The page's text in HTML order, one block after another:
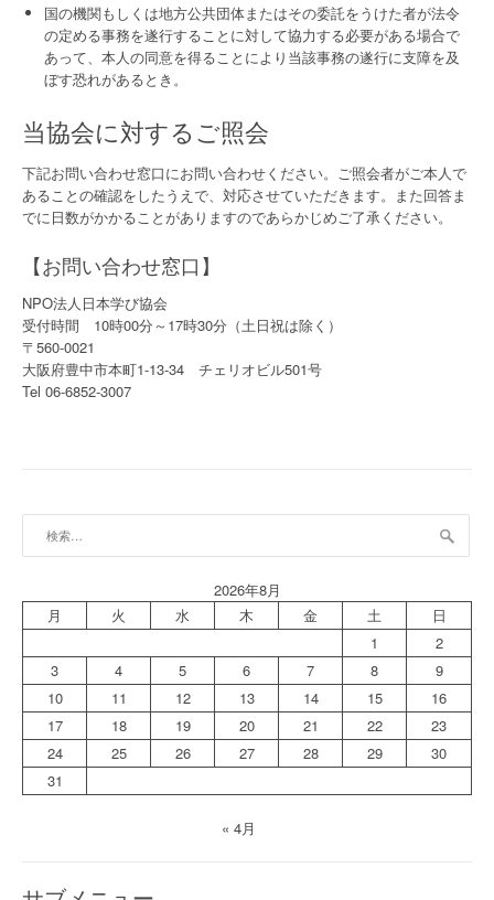
国の機関もしくは地方公共団体またはその委託をうけた者が法令
の定める事務を遂行することに対して協力する必要がある場合で
あって、本人の同意を得ることにより当該事務の遂行に支障を及
ぼす恐れがあるとき。
当協会に対するご照会
下記お問い合わせ窓口にお問い合わせください。ご照会者がご本人で
あることの確認をしたうえで、対応させていただきます。また回答ま
でに日数がかかることがありますのであらかじめご了承ください。
【お問い合わせ窓口】
NPO法人日本学び協会
受付時間 10時00分～17時30分（土日祝は除く）
〒560-0021
大阪府豊中市本町1-13-34 チェリオビル501号
Tel 06-6852-3007
2026年8月
月
火 水 木 金 土
日
1
2
3
4 5 6 7 8
9
10
11 12 13 14 15
16
17
18 19 20 21 22
23
24
25 26 27 28 29
30
31
« 4月